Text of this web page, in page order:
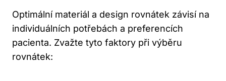
Optimální materiál a design rovnátek závisí na
individuálních potřebách a preferencích
pacienta. Zvažte tyto faktory při výběru
rovnátek: